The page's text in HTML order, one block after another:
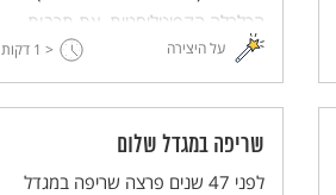
הכלכלה הקפיטליסטית, את תרבות
הצריכה ועוד. מה רוצה לומר לנו מאיה
כהן-לוי כשהיא מפרקת את הדימוי
הסטרילי והנקי של המגדלים?
על היצירה < 1 דקות
שריפה במגדל שלום
לפני 47 שנים פרצה שריפה במגדל